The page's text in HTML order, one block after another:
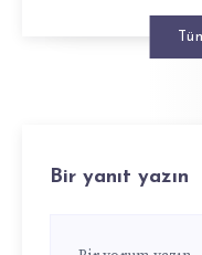
Bir yanıt yazın